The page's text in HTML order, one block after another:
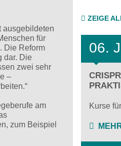
ausgebildeten
für
Die Reform
dar. Die
zwei sehr
–
am
zum Beispiel
ZEIGE
06.
Kurse